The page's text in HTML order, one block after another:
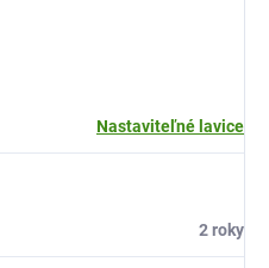
Nastaviteľné lavice
2 roky